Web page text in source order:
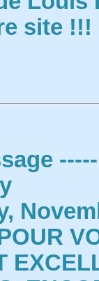
site !!!
-----